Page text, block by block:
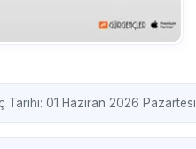
Tarihi: 01 Haziran 2026 Pazartesi